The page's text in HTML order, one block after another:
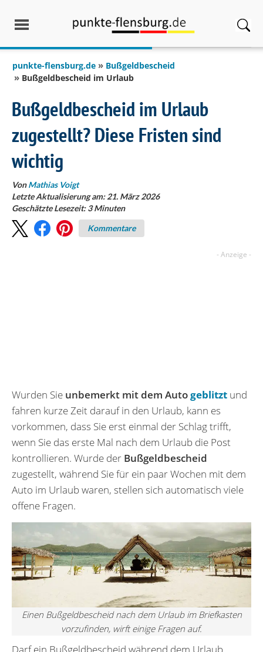
punkte-flensburg.de
Bußgeldbescheid
Bußgeldbescheid im Urlaub
Bußgeldbescheid im Urlaub
zugestellt? Diese Fristen sind
wichtig
VonMathias Voigt
Letzte Aktualisierung am: 21. März 2026
Geschätzte Lesezeit:3 Minuten
Kommentare
Wurden Sie unbemerkt mit dem Autogeblitzt und
fahren kurze Zeit darauf in den Urlaub, kann es
vorkommen, dass Sie erst einmal der Schlag trifft,
wenn Sie das erste Mal nach dem Urlaub die Post
kontrollieren. Wurde der Bußgeldbescheid
zugestellt, während Sie für ein paar Wochen mit dem
Auto im Urlaub waren, stellen sich automatisch viele
offene Fragen.
Einen Bußgeldbescheid nach dem Urlaub im Briefkasten
vorzufinden, wirft einige Fragen auf.
Darf ein Bußgeldbescheid während dem Urlaub